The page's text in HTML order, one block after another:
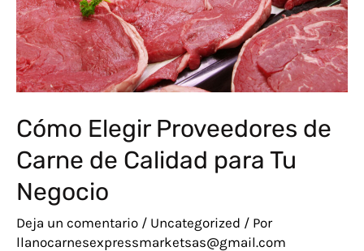
Cómo Elegir Proveedores de
Carne de Calidad para Tu
Negocio
Deja un comentario / Uncategorized / Por
llanocarnesexpressmarketsas@gmail.com